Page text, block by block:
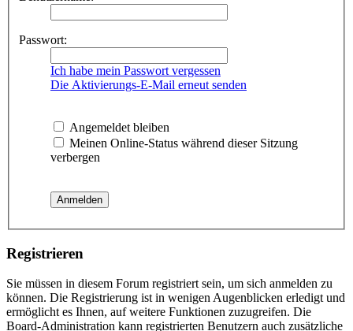
Passwort:
Ich habe mein Passwort vergessen
Die Aktivierungs-E-Mail erneut senden
Angemeldet bleiben
Meinen Online-Status während dieser Sitzung
verbergen
Registrieren
Sie müssen in diesem Forum registriert sein, um sich anmelden zu
können. Die Registrierung ist in wenigen Augenblicken erledigt und
ermöglicht es Ihnen, auf weitere Funktionen zuzugreifen. Die
Board-Administration kann registrierten Benutzern auch zusätzliche